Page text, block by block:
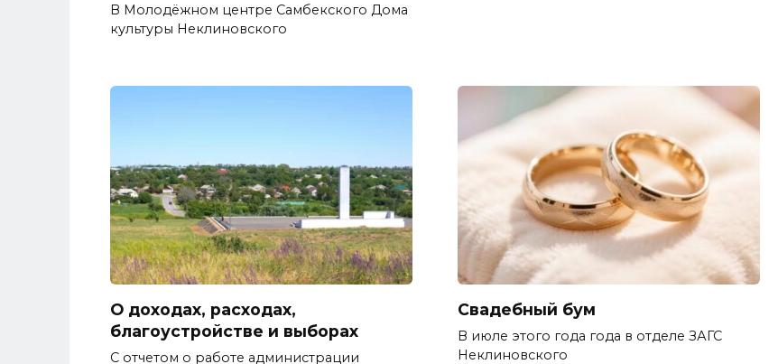
В Молодёжном центре Самбекского Дома
культуры Неклиновского
О доходах, расходах,
благоустройстве и выборах
С отчетом о работе администрации
Свадебный бум
В июле этого года года в отделе ЗАГС
Неклиновского